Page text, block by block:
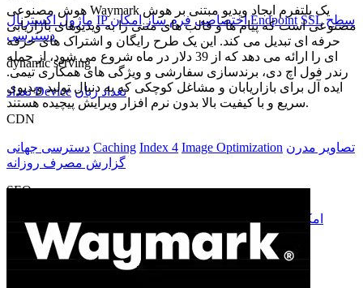
ماژول اکسترنال IP اختصاصی فرم ساز امکان Endpoint SSL سطح
دسترسی
dynamic serving
تعداد Device تعداد زبان
CDN
دسترسی جهانی Caching Index 4 Image Optimization تصاویر مدرن
گزارش مصرف روزانه
SEO
امکان بهینه سازی اختصاصی ارسال خودکار به گوگل
گزارش
Analytics
تعداد کلیدواژه های SEO
سطح سرویس
هوش مصنوعی Waymark یک پلتفرم ایجاد ویدیو مبتنی بر هوش
مصنوعی است که پیام ها و قالب های متنی را به ویدیوهای بازاریابی
حرفه ای تبدیل می کند. این یک طرح رایگان و اشتراک های حرفه
ای را ارائه می دهد که از 39 دلار در ماه شروع می شود، از جمله
رندر فول اچ دی، برندسازی سفارشی و ویژگی های همکاری تیمی.
ایده آل برای بازاریابان و مشاغل کوچکی که به دنبال تولید ویدیوی
سریع و با کیفیت بالا بدون نرم افزار ویرایش پیچیده هستند.